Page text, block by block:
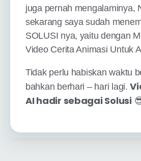
juga pernah mengalaminya,
sekarang saya sudah
SOLUSI nya, yaitu dengan
Video Cerita Animasi Untuk
Tidak perlu habiskan waktu
bahkan berhari – hari lagi.
AI hadir sebagai Solusi